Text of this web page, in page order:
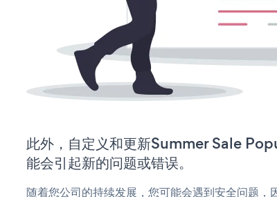
此外，自定义和更新Summer Sale
能会引起新的问题或错误。
随着您公司的持续发展，您可能会遇到安全问题